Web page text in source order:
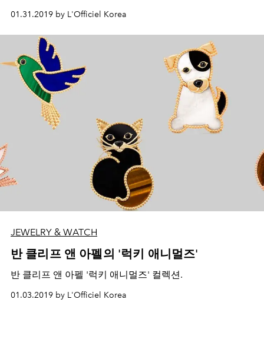
01.31.2019 by L'Officiel Korea
JEWELRY & WATCH
반 클리프 앤 아펠의 '럭키 애니멀즈'
반 클리프 앤 아펠 '럭키 애니멀즈' 컬렉션.
01.03.2019 by L'Officiel Korea